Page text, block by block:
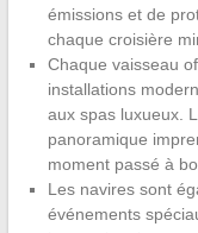
émissions et de
chaque croisière
Chaque vaisseau
installations
aux spas luxueux.
panoramique
moment passé à
Les navires sont
événements